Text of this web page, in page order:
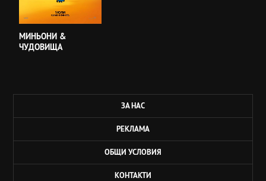
МИНЬОНИ &
ЧУДОВИЩА
ЗА НАС
РЕКЛАМА
ОБЩИ УСЛОВИЯ
КОНТАКТИ